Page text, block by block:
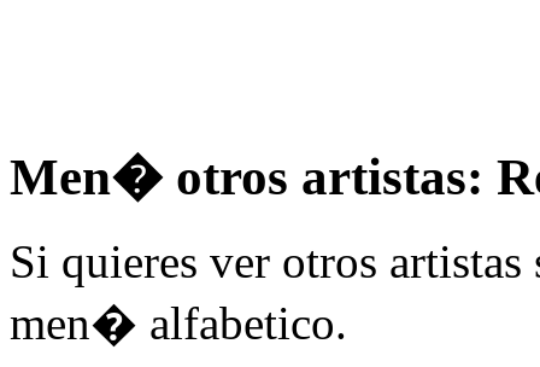
Men� otros artistas:
Si quieres ver otros
men� alfabetico.